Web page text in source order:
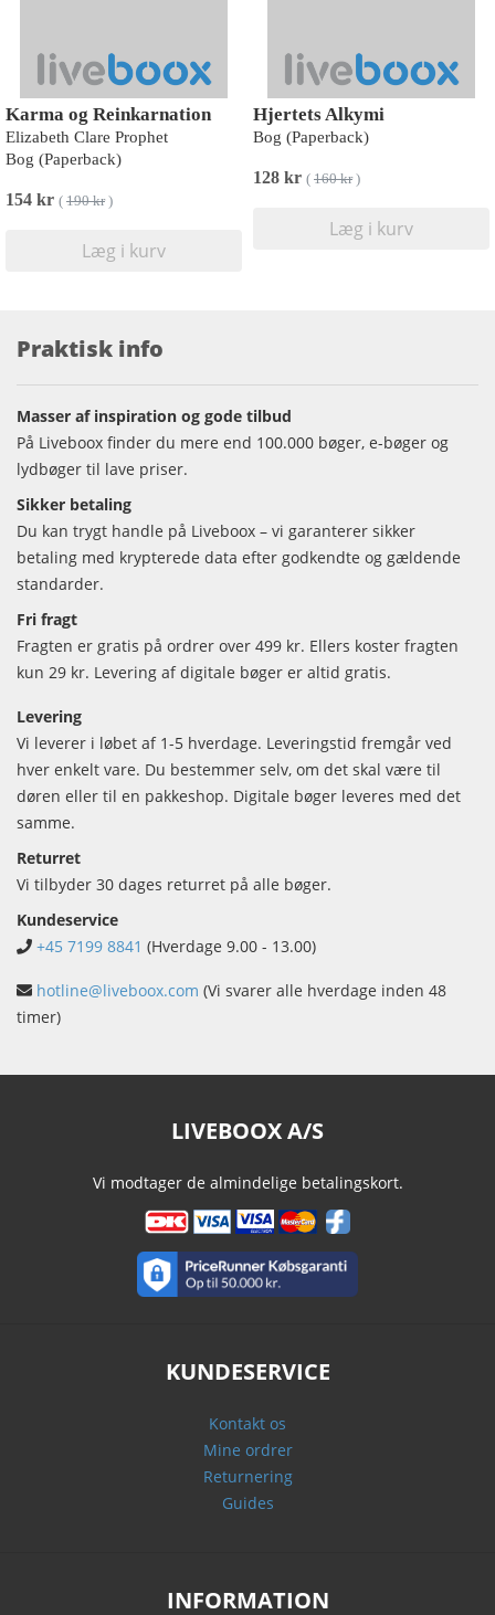
Karma og Reinkarnation
Elizabeth Clare Prophet
Bog (Paperback)
154 kr ( 190 kr)
Læg i kurv
Hjertets Alkymi
Bog (Paperback)
128 kr ( 160 kr)
Læg i kurv
Praktisk info
Masser af inspiration og gode tilbud
På Liveboox finder du mere end 100.000 bøger, e-bøger og
lydbøger til lave priser.
Sikker betaling
Du kan trygt handle på Liveboox – vi garanterer sikker
betaling med krypterede data efter godkendte og gældende
standarder.
Fri fragt
Fragten er gratis på ordrer over 499 kr. Ellers koster fragten
kun 29 kr. Levering af digitale bøger er altid gratis.
Levering
Vi leverer i løbet af 1-5 hverdage. Leveringstid fremgår ved
hver enkelt vare. Du bestemmer selv, om det skal være til
døren eller til en pakkeshop. Digitale bøger leveres med det
samme.
Returret
Vi tilbyder 30 dages returret på alle bøger.
Kundeservice
+45 7199 8841 (Hverdage 9.00 - 13.00)
hotline@liveboox.com (Vi svarer alle hverdage inden 48
timer)
LIVEBOOX A/S
Vi modtager de almindelige betalingskort.
KUNDESERVICE
Kontakt os
Mine ordrer
Returnering
Guides
INFORMATION